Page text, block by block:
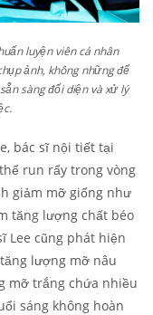
luyện viên cá nhân
ảnh, không những để
sàng đối diện và xử lý
bác sĩ nội tiết tại
run rẩy trong vòng
giảm mỡ giống như
tăng lượng chất béo
Lee cũng phát hiện
lượng mỡ nâu
mỡ trắng chứa nhiều
sáng không hoàn